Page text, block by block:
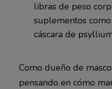
libras de peso
suplementos
cáscara de
Como dueño de
pensando en cómo